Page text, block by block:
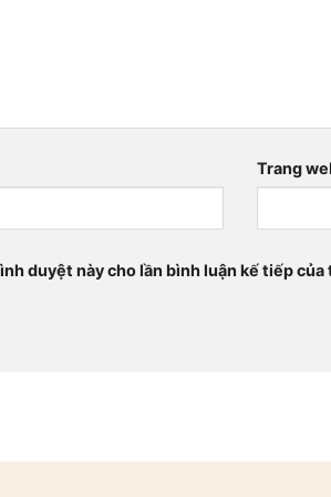
Trang
duyệt này cho lần bình luận kế tiếp của